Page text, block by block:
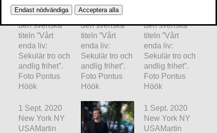
utkommer på
Volante med
den svenska
titeln ”Vårt
enda liv:
Sekulär tro och
andlig frihet”.
Foto Pontus
Höök
utkommer på
Volante med
den svenska
titeln ”Vårt
enda liv:
Sekulär tro och
andlig frihet”.
Foto Pontus
Höök
den svenska
titeln ”Vårt
enda liv:
Sekulär tro och
andlig frihet”.
Foto Pontus
Höök
1 Sept. 2020
New York NY
USAMartin
1 Sept. 2020
New York NY
USAMartin
Endast nödvändiga Acceptera alla